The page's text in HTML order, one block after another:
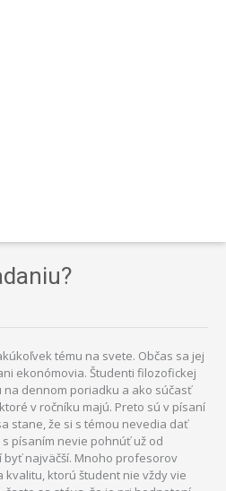
tému na svete. Občas sa jej
ekonómovia. Študenti filozofickej
dennom poriadku a ako súčasť
v ročníku majú. Preto sú v písaní
stane, že si s témou nevedia dať
písaním nevie pohnúť už od
najväčší. Mnoho profesorov
ktorú študent nie vždy vie